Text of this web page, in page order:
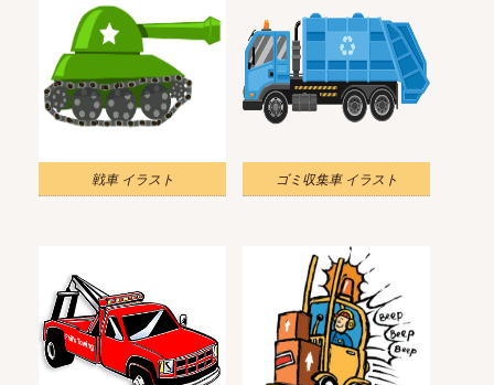
戦車 イラスト ゴミ収集車 イラスト